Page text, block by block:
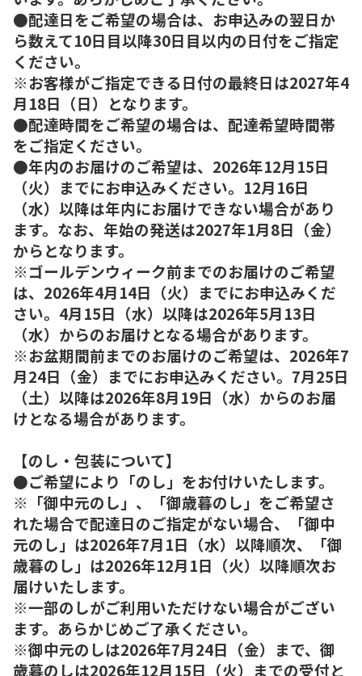
●配達日をご希望の場合は、お申込みの翌日か
ら数えて10日目以降30日目以内の日付をご指定
ください。
※お客様がご指定できる日付の最終日は2027年4
月18日（日）となります。
●配達時間をご希望の場合は、配達希望時間帯
をご指定ください。
●年内のお届けのご希望は、2026年12月15日
（火）までにお申込みください。12月16日
（水）以降は年内にお届けできない場合があり
ます。なお、年始の発送は2027年1月8日（金）
からとなります。
※ゴールデンウィーク前までのお届けのご希望
は、2026年4月14日（火）までにお申込みくだ
さい。4月15日（水）以降は2026年5月13日
（水）からのお届けとなる場合があります。
※お盆期間前までのお届けのご希望は、2026年7
月24日（金）までにお申込みください。7月25日
（土）以降は2026年8月19日（水）からのお届
けとなる場合があります。
【のし・包装について】
●ご希望により「のし」をお付けいたします。
※「御中元のし」、「御歳暮のし」をご希望さ
れた場合で配達日のご指定がない場合、「御中
元のし」は2026年7月1日（水）以降順次、「御
歳暮のし」は2026年12月1日（火）以降順次お
届けいたします。
※一部のしがご利用いただけない場合がござい
ます。あらかじめご了承ください。
※御中元のしは2026年7月24日（金）まで、御
歳暮のしは2026年12月15日（火）までの受付と